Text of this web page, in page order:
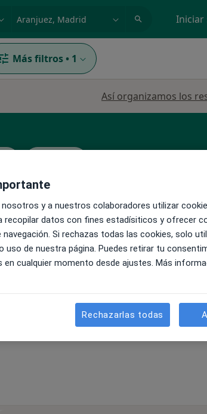
o nombre Iniciar
Más filtros • 1
Así organizamos los
La reserva de cita online no está
Pedir una cita
y a nuestros colaboradores utilizar
recopilar datos con fines estadísiticos y ofrecer
Si rechazas todas las cookies, solo
uso de nuestra página. Puedes retirar tu
cualquier momento desde ajustes. Más
Rechazarlas todas